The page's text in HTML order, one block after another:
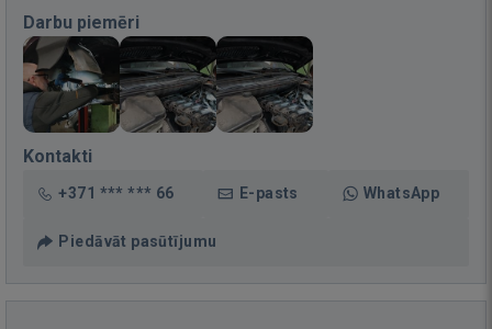
Darbu piemēri
Kontakti
+371 *** *** 66 E-pasts WhatsApp
Piedāvāt pasūtījumu